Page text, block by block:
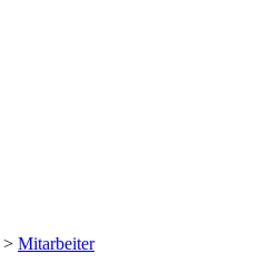
> Mitarbeiter